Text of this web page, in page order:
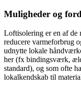
Muligheder og
Loftisolering er en af de
reducere varmeforbrug
udnytte lokale
her (fx bindingsværk,
standard), og som ofte
lokalkendskab til